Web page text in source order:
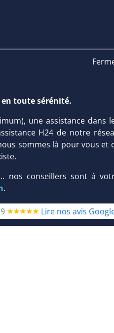
en toute sérénité.
une assistance dans
H24 de notre
sommes là pour vous et
nos conseillers sont à
.
Lire nos avis